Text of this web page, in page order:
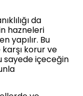
da
hazneleri
yapılır. Bu
korur ve
sayede içeceğin